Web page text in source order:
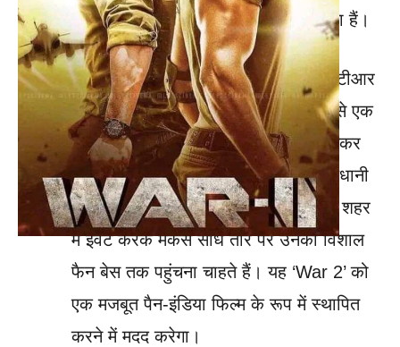
सफलता के लिए एक सोची-समझी रणनीति का हिस्सा हैं।
जूनियर एनटीआर का स्टारडम: जूनियर एनटीआर
साउथ इंडस्ट्री के सबसे बड़े सुपरस्टार्स में से एक
हैं। उनकी फैन फॉलोइंग अतुलनीय है, खासकर
तेलुगु राज्यों में। हैदराबाद, तेलंगाना की राजधानी
होने के नाते, उनका गढ़ माना जाता है। इस शहर
में इवेंट करके मेकर्स सीधे तौर पर उनकी विशाल
फैन बेस तक पहुंचना चाहते हैं। यह ‘War 2’ को
एक मजबूत पैन-इंडिया फिल्म के रूप में स्थापित
करने में मदद करेगा।